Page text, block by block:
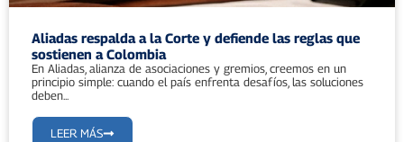
Aliadas respalda a la Corte y defiende las reglas que
sostienen a Colombia
En Aliadas, alianza de asociaciones y gremios, creemos en un
principio simple: cuando el país enfrenta desafíos, las soluciones
deben...
LEER MÁS